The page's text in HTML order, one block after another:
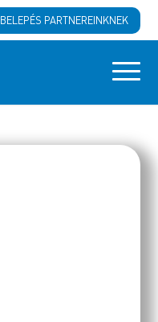
BELEPÉS PARTNEREINKNEK